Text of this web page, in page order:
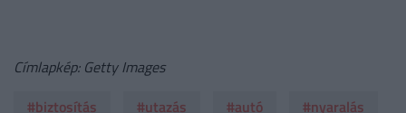
Címlapkép: Getty Images
#biztosítás
#utazás #autó
#nyaralás